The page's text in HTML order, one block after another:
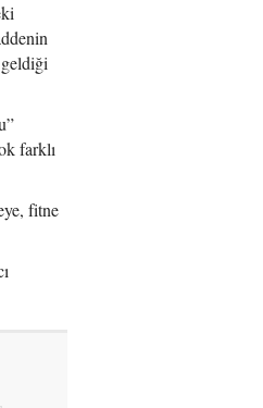
farklı
fitne